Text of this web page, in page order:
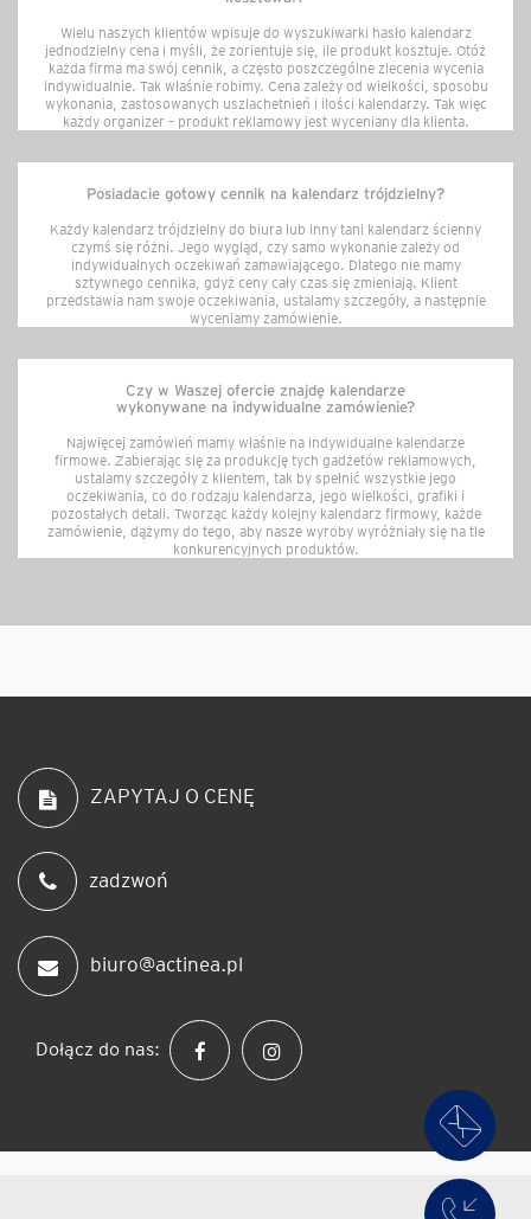
Wielu naszych klientów wpisuje do wyszukiwarki hasło kalendarz
jednodzielny cena i myśli, że zorientuje się, ile produkt kosztuje. Otóż
każda firma ma swój cennik, a często poszczególne zlecenia wycenia
indywidualnie. Tak właśnie robimy. Cena zależy od wielkości, sposobu
wykonania, zastosowanych uszlachetnień i ilości kalendarzy. Tak więc
każdy organizer – produkt reklamowy jest wyceniany dla klienta.
Posiadacie gotowy cennik na kalendarz trójdzielny?
Każdy kalendarz trójdzielny do biura lub inny tani kalendarz ścienny
czymś się różni. Jego wygląd, czy samo wykonanie zależy od
indywidualnych oczekiwań zamawiającego. Dlatego nie mamy
sztywnego cennika, gdyż ceny cały czas się zmieniają. Klient
przedstawia nam swoje oczekiwania, ustalamy szczegóły, a następnie
wyceniamy zamówienie.
Czy w Waszej ofercie znajdę kalendarze
wykonywane na indywidualne zamówienie?
Najwięcej zamówień mamy właśnie na indywidualne kalendarze
firmowe. Zabierając się za produkcję tych gadżetów reklamowych,
ustalamy szczegóły z klientem, tak by spełnić wszystkie jego
oczekiwania, co do rodzaju kalendarza, jego wielkości, grafiki i
pozostałych detali. Tworząc każdy kolejny kalendarz firmowy, każde
zamówienie, dążymy do tego, aby nasze wyroby wyróżniały się na tle
konkurencyjnych produktów.
ZAPYTAJ O CENĘ
zadzwoń
biuro@actinea.pl
Dołącz do nas: